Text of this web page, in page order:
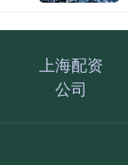
上海配资
公司